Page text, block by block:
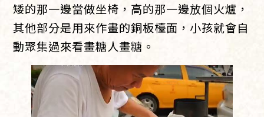
矮的那一邊當做坐椅，高的那一邊放個火爐，
其他部分是用來作畫的銅板檯面，小孩就會自
動聚集過來看畫糖人畫糖。